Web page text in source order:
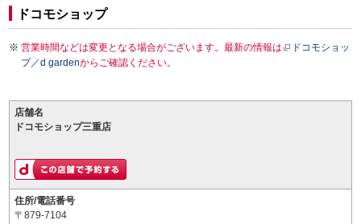
ドコモショップ
営業時間などは変更となる場合がございます。最新の情報は
ドコモショッ
プ／d gardenからご確認ください。
店舗名
ドコモショップ三重店
住所/電話番号
〒879-7104